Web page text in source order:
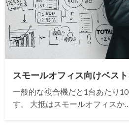
スモールオフィス向けベス
一般的な複合機だと1台あたり
す。 大抵はスモールオフィスか